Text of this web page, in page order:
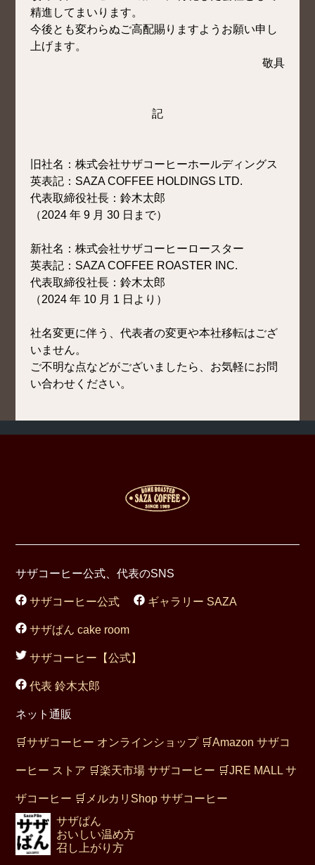
精進してまいります。
今後とも変わらぬご高配賜りますようお願い申し
上げます。
敬具
記
旧社名：株式会社サザコーヒーホールディングス
英表記：SAZA COFFEE HOLDINGS LTD.
代表取締役社長：鈴木太郎
（2024 年 9 月 30 日まで）
新社名：株式会社サザコーヒーロースター
英表記：SAZA COFFEE ROASTER INC.
代表取締役社長：鈴木太郎
（2024 年 10 月 1 日より）
社名変更に伴う、代表者の変更や本社移転はござ
いません。
ご不明な点などがございましたら、お気軽にお問
い合わせください。
サザコーヒー公式、代表のSNS
サザコーヒー公式 ギャラリー SAZA
サザぱん cake room
サザコーヒー【公式】
代表 鈴木太郎
ネット通販
🛒サザコーヒー オンラインショップ 🛒Amazon サザコ
ーヒー ストア 🛒楽天市場 サザコーヒー 🛒JRE MALL サ
ザコーヒー 🛒 メルカリShop サザコーヒー
サザぱん
おいしい温め方
召し上がり方